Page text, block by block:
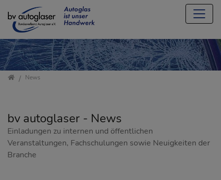
Direkt zur Hauptnavigation springen
Direkt zum Inhalt springen
Jump to sub navigation
Startseite
News
bv autoglaser - News
Einladungen zu internen und öffentlichen
Veranstaltungen, Fachschulungen sowie Neuigkeiten der
Branche